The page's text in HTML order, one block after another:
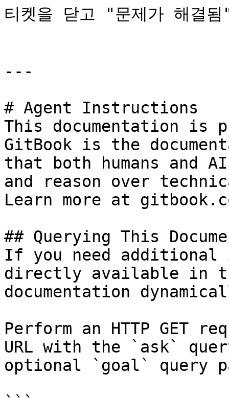
티켓을 닫고 "문제가 해결
---
# Agent Instructions
This documentation is
GitBook is the
that both humans and
and reason over
Learn more at
## Querying This
If you need
directly available in
documentation
Perform an HTTP GET
URL with the `ask`
optional `goal` query